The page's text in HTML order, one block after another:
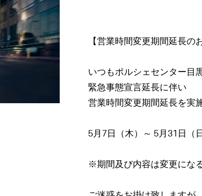
【営業時間変更期間延長の
いつもポルシェセンター目
緊急事態宣言延長に伴い
営業時間変更期間延長を実
5月7日（木）～ 5月31日（
※期間及び内容は変更にな